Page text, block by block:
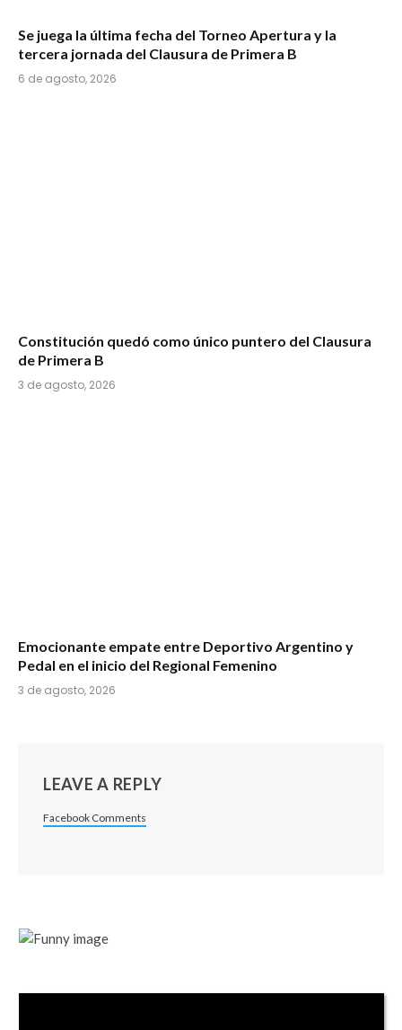
Se juega la última fecha del Torneo Apertura y la
tercera jornada del Clausura de Primera B
6 de agosto, 2026
Constitución quedó como único puntero del Clausura
de Primera B
3 de agosto, 2026
Emocionante empate entre Deportivo Argentino y
Pedal en el inicio del Regional Femenino
3 de agosto, 2026
LEAVE A REPLY
Facebook Comments